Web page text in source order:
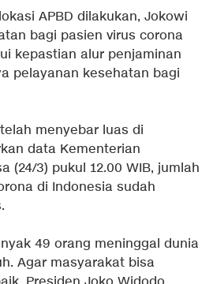
APBD dilakukan, Jokowi
bagi pasien virus corona
kepastian alur penjaminan
pelayanan kesehatan bagi
menyebar luas di
data Kementerian
(24/3) pukul 12.00 WIB, jumlah
di Indonesia sudah
49 orang meninggal dunia
Agar masyarakat bisa